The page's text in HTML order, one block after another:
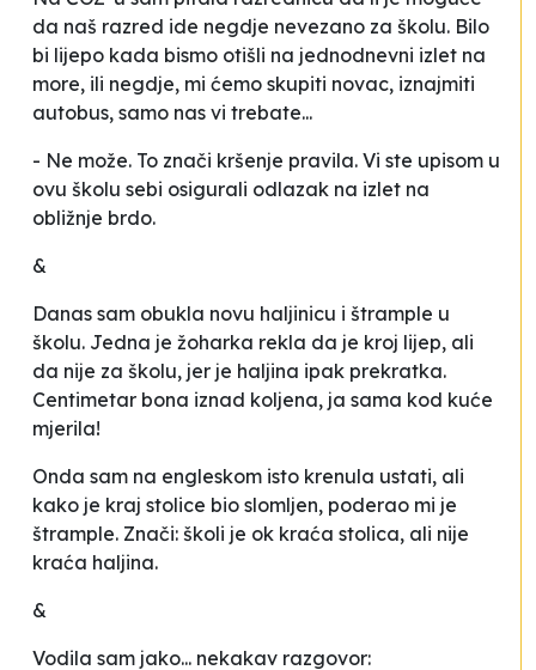
da naš razred ide negdje nevezano za školu. Bilo
bi lijepo kada bismo otišli na jednodnevni izlet na
more, ili negdje, mi ćemo skupiti novac, iznajmiti
autobus, samo nas vi trebate...
- Ne može. To znači kršenje pravila. Vi ste upisom u
ovu školu sebi osigurali odlazak na izlet na
obližnje brdo.
&
Danas sam obukla novu haljinicu i štrample u
školu. Jedna je žoharka rekla da je kroj lijep, ali
da nije za školu, jer je haljina ipak prekratka.
Centimetar bona iznad koljena, ja sama kod kuće
mjerila!
Onda sam na engleskom isto krenula ustati, ali
kako je kraj stolice bio slomljen, poderao mi je
štrample. Znači: školi je ok kraća stolica, ali nije
kraća haljina.
&
Vodila sam jako... nekakav razgovor: